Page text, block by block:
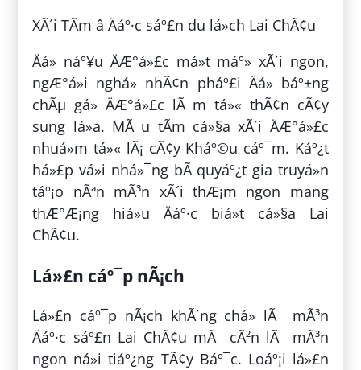
XÃ´i TÃ­m â Äáº·c sáº£n du lá»ch Lai ChÃ¢u
Äá» náº¥u ÄÆ°á»£c má»t máº» xÃ´i ngon,
ngÆ°á»i nghá» nhÃ¢n pháº£i Äá» báº±ng
chÃµ gá» ÄÆ°á»£c lÃ m tá»« thÃ¢n cÃ¢y
sung lá»­a. MÃ u tÃ­m cá»§a xÃ´i ÄÆ°á»£c
nhuá»m tá»« lÃ¡ cÃ¢y Kháº©u cáº¯m. Káº¿t
há»£p vá»i nhá»¯ng bÃ­ quyáº¿t gia truyá»n
táº¡o nÃªn mÃ³n xÃ´i thÆ¡m ngon mang
thÆ°Æ¡ng hiá»u Äáº·c biá»t cá»§a Lai
ChÃ¢u.
Lá»£n cáº¯p nÃ¡ch
Lá»£n cáº¯p nÃ¡ch khÃ´ng chá» lÃ mÃ³n
Äáº·c sáº£n Lai ChÃ¢u mÃ cÃ²n lÃ mÃ³n
ngon ná»i tiáº¿ng TÃ¢y Báº¯c. Loáº¡i lá»£n